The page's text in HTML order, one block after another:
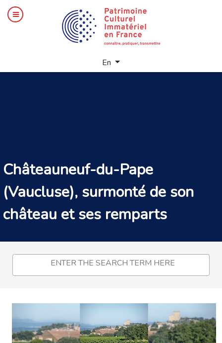
En
Châteauneuf-du-Pape
(Vaucluse), surmonté de son
château et ses remparts